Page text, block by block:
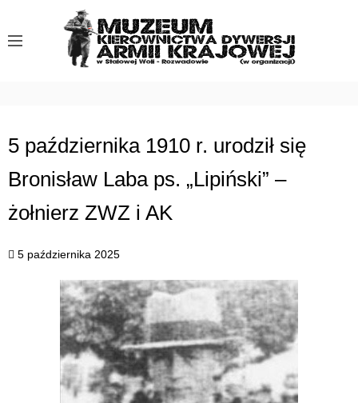
5 października 1910 r. urodził się
Bronisław Laba ps. „Lipiński” –
żołnierz ZWZ i AK
5 października 2025